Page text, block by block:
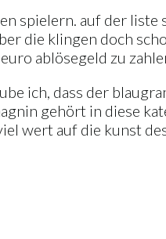
spielern. auf der
die klingen doch
ablösegeld zu
ich, dass der
gehört in diese
wert auf die kunst